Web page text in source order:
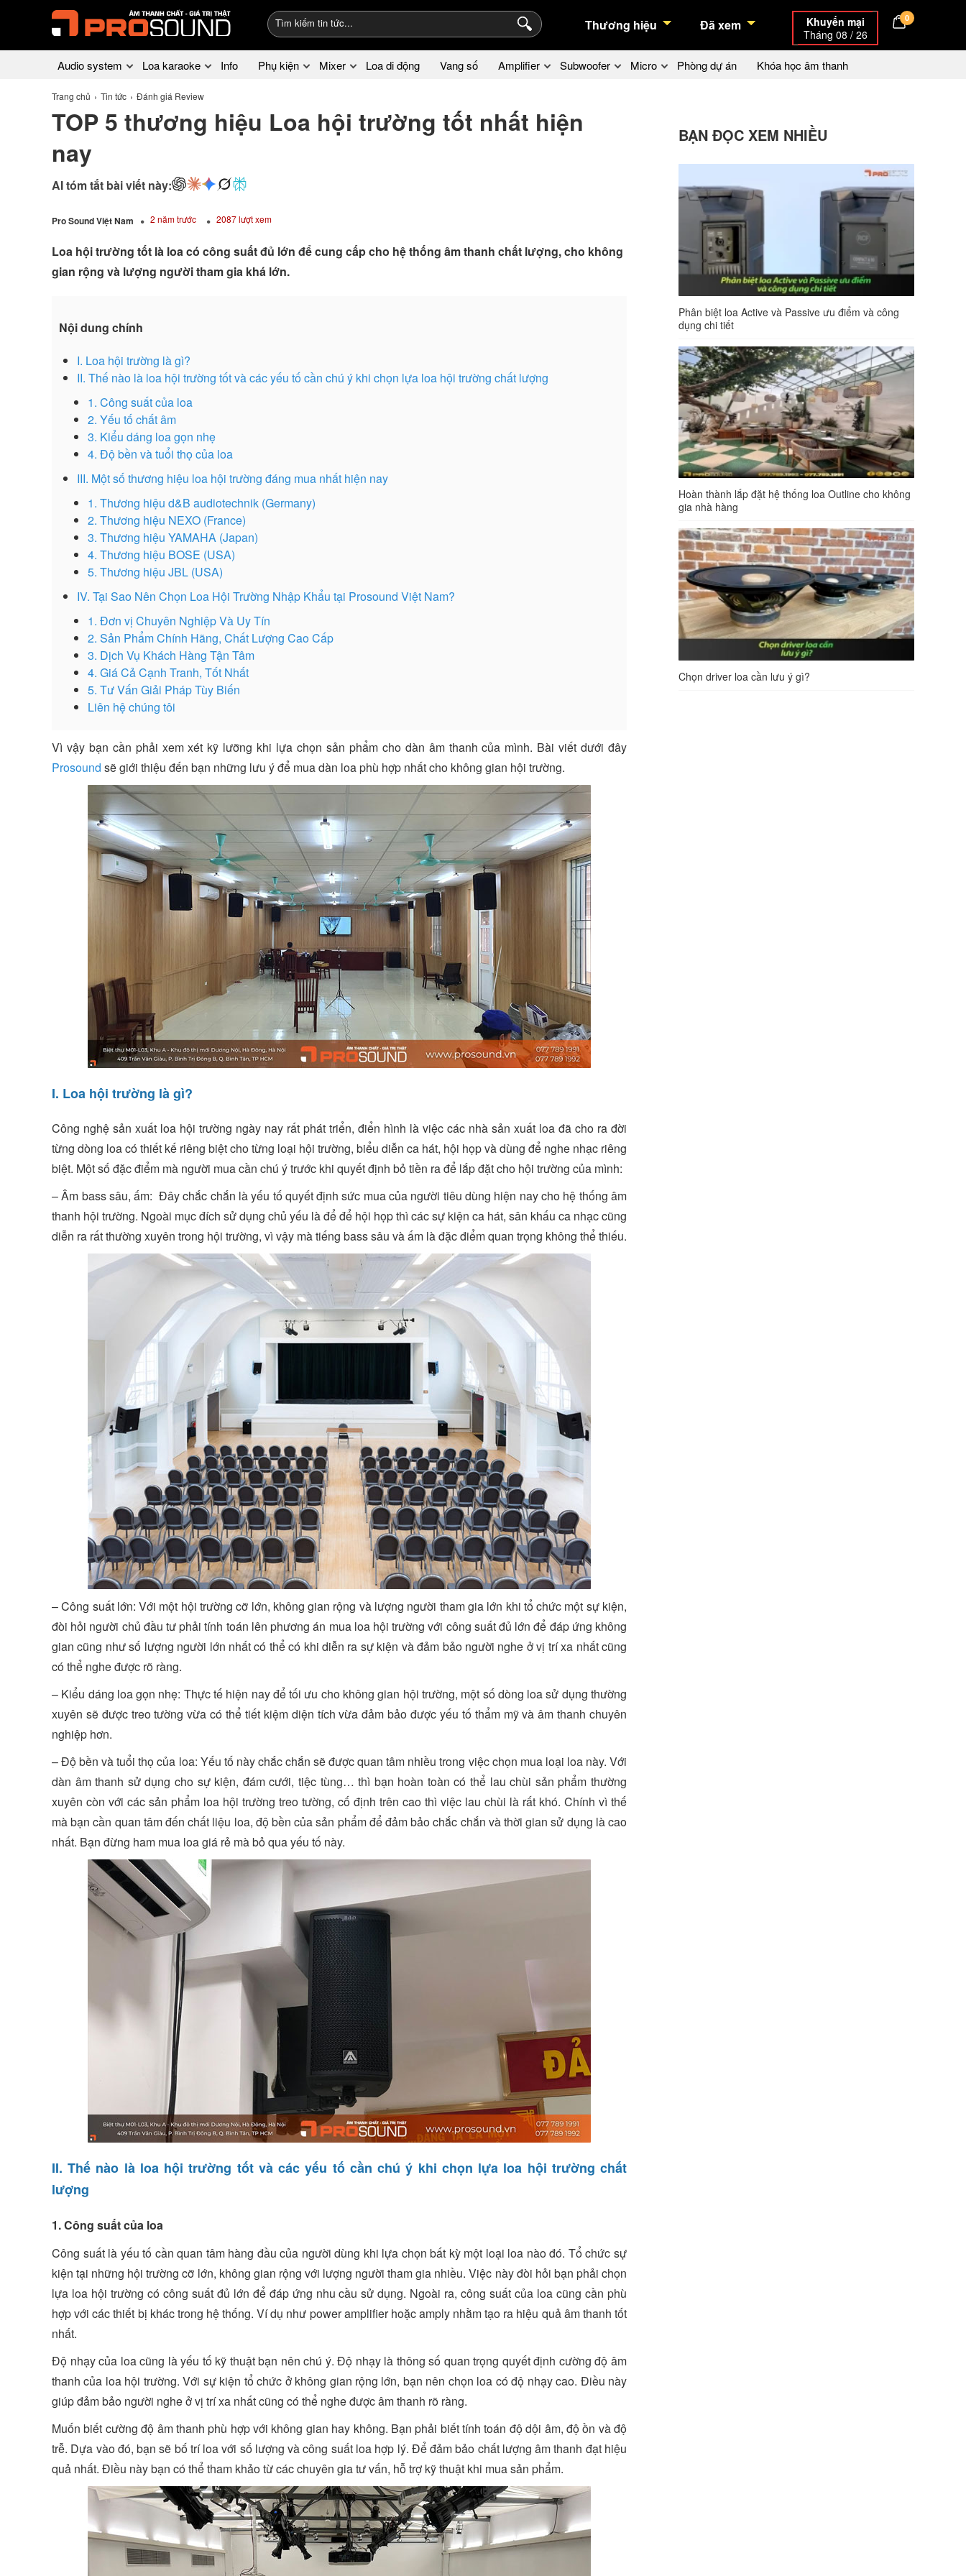
Thương hiệu Đã xem
Khuyến mại
Tháng 08 / 26
0
Audio system Loa karaoke Info Phụ kiện Mixer Loa di động Vang số Amplifier Subwoofer Micro Phòng dự án Khóa học âm thanh
Trang chủ Tin tức Đánh giá Review
TOP 5 thương hiệu Loa hội trường tốt nhất hiện
nay
AI tóm tắt bài viết này:
Pro Sound Việt Nam 2 năm trước 2087 lượt xem
Loa hội trường tốt là loa có công suất đủ lớn để cung cấp cho hệ thống âm thanh chất lượng, cho không
gian rộng và lượng người tham gia khá lớn.
Nội dung chính
I. Loa hội trường là gì?
II. Thế nào là loa hội trường tốt và các yếu tố cần chú ý khi chọn lựa loa hội trường chất lượng
1. Công suất của loa
2. Yếu tố chất âm
3. Kiểu dáng loa gọn nhẹ
4. Độ bền và tuổi thọ của loa
III. Một số thương hiệu loa hội trường đáng mua nhất hiện nay
1. Thương hiệu d&B audiotechnik (Germany)
2. Thương hiệu NEXO (France)
3. Thương hiệu YAMAHA (Japan)
4. Thương hiệu BOSE (USA)
5. Thương hiệu JBL (USA)
IV. Tại Sao Nên Chọn Loa Hội Trường Nhập Khẩu tại Prosound Việt Nam?
1. Đơn vị Chuyên Nghiệp Và Uy Tín
2. Sản Phẩm Chính Hãng, Chất Lượng Cao Cấp
3. Dịch Vụ Khách Hàng Tận Tâm
4. Giá Cả Cạnh Tranh, Tốt Nhất
5. Tư Vấn Giải Pháp Tùy Biến
Liên hệ chúng tôi
Vì vậy bạn cần phải xem xét kỹ lưỡng khi lựa chọn sản phẩm cho dàn âm thanh của mình. Bài viết dưới đây
Prosound sẽ giới thiệu đến bạn những lưu ý để mua dàn loa phù hợp nhất cho không gian hội trường.
I. Loa hội trường là gì?
Công nghệ sản xuất loa hội trường ngày nay rất phát triển, điển hình là việc các nhà sản xuất loa đã cho ra đời
từng dòng loa có thiết kế riêng biệt cho từng loại hội trường, biểu diễn ca hát, hội họp và dùng để nghe nhạc riêng
biệt. Một số đặc điểm mà người mua cần chú ý trước khi quyết định bỏ tiền ra để lắp đặt cho hội trường của mình:
– Âm bass sâu, ấm: Đây chắc chắn là yếu tố quyết định sức mua của người tiêu dùng hiện nay cho hệ thống âm
thanh hội trường. Ngoài mục đích sử dụng chủ yếu là để để hội họp thì các sự kiện ca hát, sân khấu ca nhạc cũng
diễn ra rất thường xuyên trong hội trường, vì vậy mà tiếng bass sâu và ấm là đặc điểm quan trọng không thể thiếu.
– Công suất lớn: Với một hội trường cỡ lớn, không gian rộng và lượng người tham gia lớn khi tổ chức một sự kiện,
đòi hỏi người chủ đầu tư phải tính toán lên phương án mua loa hội trường với công suất đủ lớn để đáp ứng không
gian cũng như số lượng người lớn nhất có thể có khi diễn ra sự kiện và đảm bảo người nghe ở vị trí xa nhất cũng
có thể nghe được rõ ràng.
– Kiểu dáng loa gọn nhẹ: Thực tế hiện nay để tối ưu cho không gian hội trường, một số dòng loa sử dụng thường
xuyên sẽ được treo tường vừa có thể tiết kiệm diện tích vừa đảm bảo được yếu tố thẩm mỹ và âm thanh chuyên
nghiệp hơn.
– Độ bền và tuổi thọ của loa: Yếu tố này chắc chắn sẽ được quan tâm nhiều trong việc chọn mua loại loa này. Với
dàn âm thanh sử dụng cho sự kiện, đám cưới, tiệc tùng… thì bạn hoàn toàn có thể lau chùi sản phẩm thường
xuyên còn với các sản phẩm loa hội trường treo tường, cố định trên cao thì việc lau chùi là rất khó. Chính vì thế
mà bạn cần quan tâm đến chất liệu loa, độ bền của sản phẩm để đảm bảo chắc chắn và thời gian sử dụng là cao
nhất. Bạn đừng ham mua loa giá rẻ mà bỏ qua yếu tố này.
II. Thế nào là loa hội trường tốt và các yếu tố cần chú ý khi chọn lựa loa hội trường chất
lượng
1. Công suất của loa
Công suất là yếu tố cần quan tâm hàng đầu của người dùng khi lựa chọn bất kỳ một loại loa nào đó. Tổ chức sự
kiện tại những hội trường cỡ lớn, không gian rộng với lượng người tham gia nhiều. Việc này đòi hỏi bạn phải chọn
lựa loa hội trường có công suất đủ lớn để đáp ứng nhu cầu sử dụng. Ngoài ra, công suất của loa cũng cần phù
hợp với các thiết bị khác trong hệ thống. Ví dụ như power amplifier hoặc amply nhằm tạo ra hiệu quả âm thanh tốt
nhất.
Độ nhạy của loa cũng là yếu tố kỹ thuật bạn nên chú ý. Độ nhạy là thông số quan trọng quyết định cường độ âm
thanh của loa hội trường. Với sự kiện tổ chức ở không gian rộng lớn, bạn nên chọn loa có độ nhạy cao. Điều này
giúp đảm bảo người nghe ở vị trí xa nhất cũng có thể nghe được âm thanh rõ ràng.
Muốn biết cường độ âm thanh phù hợp với không gian hay không. Bạn phải biết tính toán độ dội âm, độ ồn và độ
trễ. Dựa vào đó, bạn sẽ bố trí loa với số lượng và công suất loa hợp lý. Để đảm bảo chất lượng âm thanh đạt hiệu
quả nhất. Điều này bạn có thể tham khảo từ các chuyên gia tư vấn, hỗ trợ kỹ thuật khi mua sản phẩm.
BẠN ĐỌC XEM NHIỀU
Phân biệt loa Active và Passive ưu điểm và công
dụng chi tiết
Hoàn thành lắp đặt hệ thống loa Outline cho không
gia nhà hàng
Chọn driver loa cần lưu ý gì?